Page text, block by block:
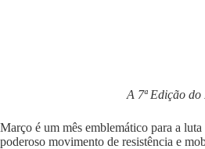
A 7ª Edição
Março é um mês emblemático para a
poderoso movimento de resistência e